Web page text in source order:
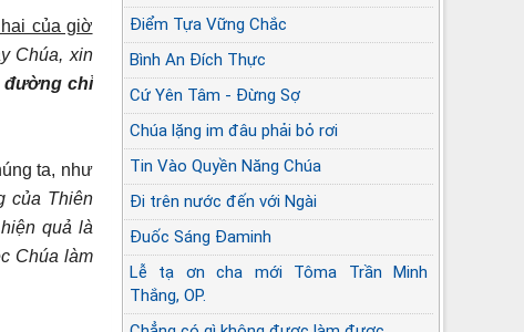
của giờ
Chúa, xin
đường chỉ
ta, như
của Thiên
quả là
Chúa làm
Điểm Tựa Vững Chắc
Bình An Đích Thực
Cứ Yên Tâm - Đừng Sợ
Chúa lặng im đâu phải bỏ rơi
Tin Vào Quyền Năng Chúa
Đi trên nước đến với Ngài
Đuốc Sáng Đaminh
Lễ tạ ơn cha mới Tôma Trần Minh
Thắng, OP.